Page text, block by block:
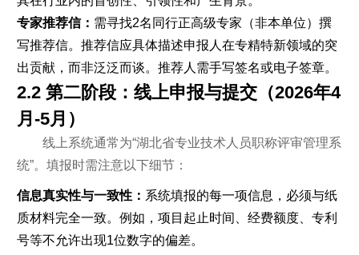
专家推荐信： 需寻找2名同行正高级专家（非本单位）撰
写推荐信。推荐信应具体描述申报人在专精特新领域的突
出贡献，而非泛泛而谈。推荐人需手写签名或电子签章。
2.2 第二阶段：线上申报与提交（2026年4
月-5月）
线上系统通常为“湖北省专业技术人员职称评审管理系
统”。填报时需注意以下细节：
信息真实性与一致性： 系统填报的每一项信息，必须与纸
质材料完全一致。例如，项目起止时间、经费额度、专利
号等不允许出现1位数字的偏差。